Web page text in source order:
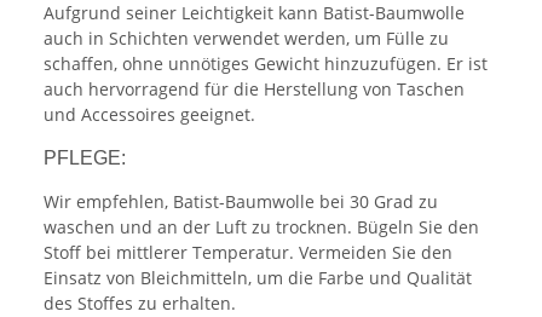
Aufgrund seiner Leichtigkeit kann Batist-Baumwolle
auch in Schichten verwendet werden, um Fülle zu
schaffen, ohne unnötiges Gewicht hinzuzufügen. Er ist
auch hervorragend für die Herstellung von Taschen
und Accessoires geeignet.
PFLEGE:
Wir empfehlen, Batist-Baumwolle bei 30 Grad zu
waschen und an der Luft zu trocknen. Bügeln Sie den
Stoff bei mittlerer Temperatur. Vermeiden Sie den
Einsatz von Bleichmitteln, um die Farbe und Qualität
des Stoffes zu erhalten.